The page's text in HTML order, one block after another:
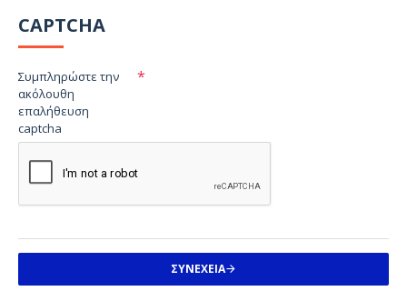
CAPTCHA
Συμπληρώστε την
ακόλουθη
επαλήθευση
captcha
ΣΥΝΈΧΕΙΑ